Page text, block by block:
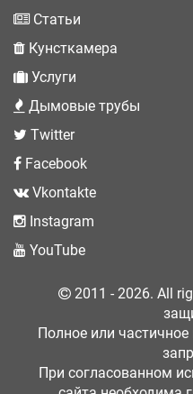
Статьи
Кунсткамера
Услуги
Дымовые трубы
Twitter
Facebook
Vkontakte
Instagram
YouTube
2011 - 2026. All
Полное или
При согласованном